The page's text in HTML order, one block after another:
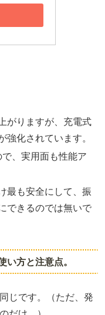
がりますが、充電式
強化されています。
で、実用面も性能ア
最も安全にして、振
できるのでは無いで
い方と注意点。
じです。（ただ、発